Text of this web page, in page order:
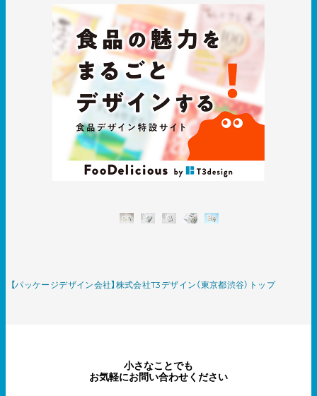
【パッケージデザイン会社】株式会社T3デザイン（東京都渋谷）トップ
小さなことでも
お気軽にお問い合わせください